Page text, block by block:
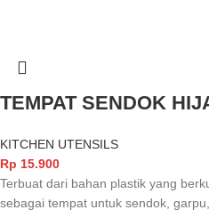
TEMPAT SENDOK
KITCHEN UTENSILS
Rp 15.900
Terbuat dari bahan plastik yang
sebagai tempat untuk sendok,